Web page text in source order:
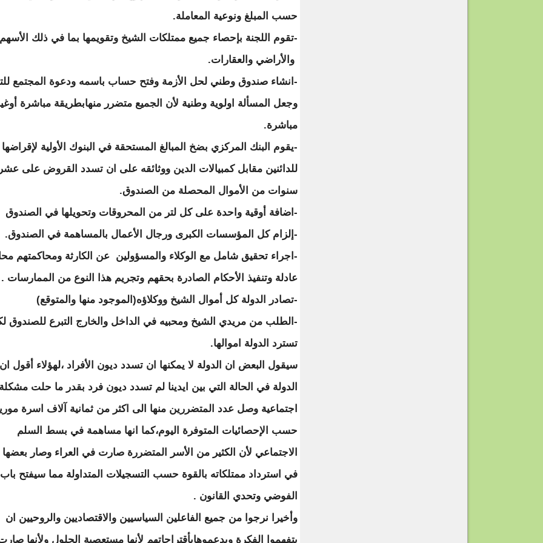
حسب المبلغ ونوعية المعاملة.
-تقوم اللجنة بإحصاء جميع ممتلكات الشيخ وتقويمها بما في ذلك الأسهم
والأراضي والعقارات.
-انشاء صندوق وطني لحل الأزمة وفتح حساب باسمه ودعوة المجتمع
وجعل المسألة اولوية وطنية لأن الجميع متضرر منهابطريقة مباشرة
مباشرة.
-يقوم البنك المركزي بضخ المبالغ المستحقة في البنوك الأولية لإقراضها
للدائنين مقابل كمبيالات الدين ووثائقه على ان تسدد القروض على عشر
سنوات من الأموال المحصلة من الصندوق.
-اضافة أوقية واحدة على كل لتر من المحروقات وتحويلها في الصندوق
-إلزام كل المؤسسات الكبرى ورجال الأعمال بالمساهمة في الصندوق.
-اجراء تحقيق شامل مع الوكلاء والمسؤولين عن الكارثة ومحاكمتهم
عادلة وتنفيذ الأحكام الصادرة بحقهم وتجريم هذا النوع من الممارسات .
-تصادر الدولة كل أموال الشيخ ووكلاؤه(الموجود منها والمتوقع)
-الطلب من مريدي الشيخ ومحبيه في الداخل والخارج التبرع للصندوق
تسترد الدولة اموالها.
سيقول البعض ان الدولة لا يمكنها ان تسدد ديون الأفراد ،لهؤلاء أقول ان
الدولة في الحالة التي بين ايدينا لم تسدد ديون فرد بقدر ما حلت مشكلة
اجتماعية وصل عدد المتضررين منها الى اكثر من ثمانية آلاف اسرة
حسب الإحصائيات المتوفرة اليوم،كما انها مساهمة في بسط السلم
الاجتماعي لأن الكثير من الأسر المتضررة صارت في العراء وصار بعضها
في استرداد ممتلكاته بالقوة حسب التسجيلات المتداولة مما سيفتح باب
الفوضي وتحدي القانون .
وأخيرا نرجوا من جميع الفاعلين السياسيين والاقتصاديين والروحيين ان
يتفهموا الفكرة ويدعموهابأقتراحاتهم لأنها مستعصية الحلول ولأنها